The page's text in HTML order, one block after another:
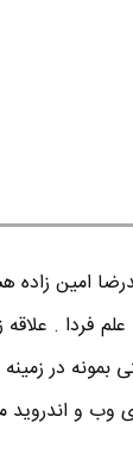
امين زاده
فردا .
بمونه در
وب و